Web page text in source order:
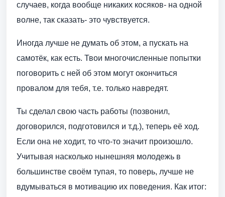
случаев, когда вообще никаких косяков- на одной
волне, так сказать- это чувствуется.
Иногда лучше не думать об этом, а пускать на
самотёк, как есть. Твои многочисленные попытки
поговорить с ней об этом могут окончиться
провалом для тебя, т.е. только навредят.
Ты сделал свою часть работы (позвонил,
договорился, подготовился и т.д.), теперь её ход.
Если она не ходит, то что-то значит произошло.
Учитывая насколько нынешняя молодежь в
большинстве своём тупая, то поверь, лучше не
вдумываться в мотивацию их поведения. Как итог: